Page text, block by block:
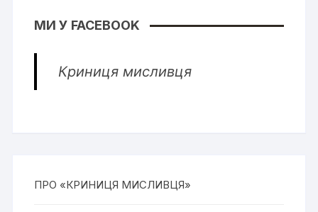
МИ У FACEBOOK
Криниця мисливця
ПРО «КРИНИЦЯ МИСЛИВЦЯ»